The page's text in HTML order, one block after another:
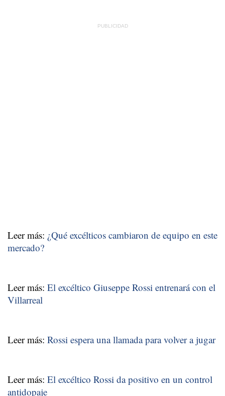
Leer más: ¿Qué excélticos cambiaron de equipo en este
mercado?
Leer más: El excéltico Giuseppe Rossi entrenará con el
Villarreal
Leer más: Rossi espera una llamada para volver a jugar
Leer más: El excéltico Rossi da positivo en un control
antidopaje